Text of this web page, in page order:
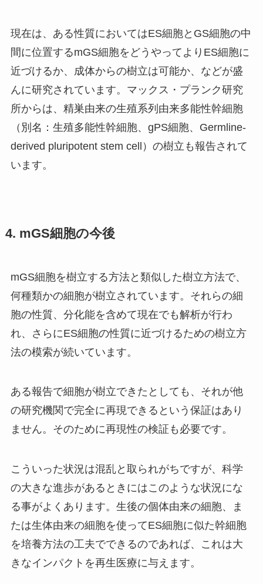
現在は、ある性質においてはES細胞とGS細胞の中
間に位置するmGS細胞をどうやってよりES細胞に
近づけるか、成体からの樹立は可能か、などが盛
んに研究されています。マックス・プランク研究
所からは、精巣由来の生殖系列由来多能性幹細胞
（別名：生殖多能性幹細胞、gPS細胞、Germline-
derived pluripotent stem cell）の樹立も報告されて
います。
4. mGS細胞の今後
mGS細胞を樹立する方法と類似した樹立方法で、
何種類かの細胞が樹立されています。それらの細
胞の性質、分化能を含めて現在でも解析が行わ
れ、さらにES細胞の性質に近づけるための樹立方
法の模索が続いています。
ある報告で細胞が樹立できたとしても、それが他
の研究機関で完全に再現できるという保証はあり
ません。そのために再現性の検証も必要です。
こういった状況は混乱と取られがちですが、科学
の大きな進歩があるときにはこのような状況にな
る事がよくあります。生後の個体由来の細胞、ま
たは生体由来の細胞を使ってES細胞に似た幹細胞
を培養方法の工夫でできるのであれば、これは大
きなインパクトを再生医療に与えます。